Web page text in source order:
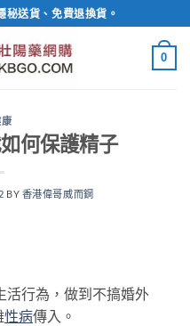
送貨、免費退換貨。
0
何保護精子
BY 香港偉哥威而鋼
活行為，做到不搞婚外
性病傳入。